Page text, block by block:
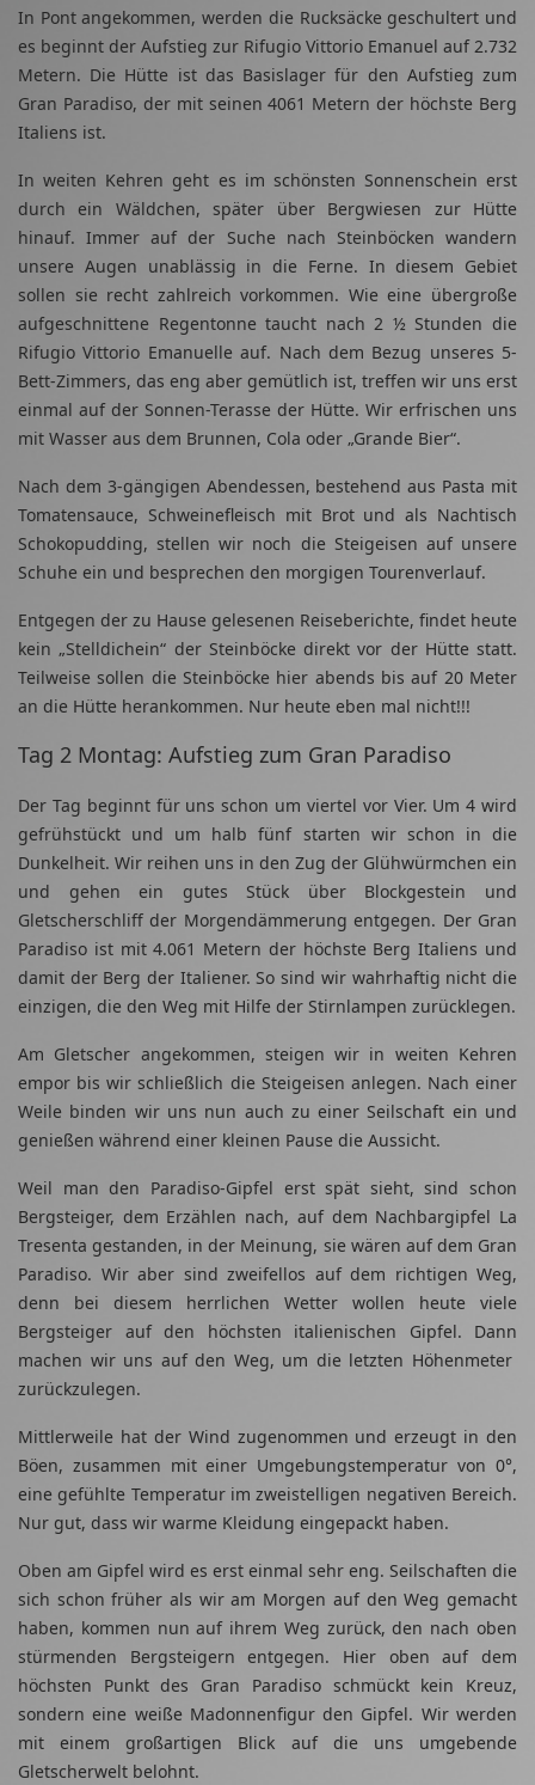
In Pont angekommen, werden die Rucksäcke geschultert und
es beginnt der Aufstieg zur Rifugio Vittorio Emanuel auf 2.732
Metern. Die Hütte ist das Basislager für den Aufstieg zum
Gran Paradiso, der mit seinen 4061 Metern der höchste Berg
Italiens ist.
In weiten Kehren geht es im schönsten Sonnenschein erst
durch ein Wäldchen, später über Bergwiesen zur Hütte
hinauf. Immer auf der Suche nach Steinböcken wandern
unsere Augen unablässig in die Ferne. In diesem Gebiet
sollen sie recht zahlreich vorkommen. Wie eine übergroße
aufgeschnittene Regentonne taucht nach 2 ½ Stunden die
Rifugio Vittorio Emanuelle auf. Nach dem Bezug unseres 5-
Bett-Zimmers, das eng aber gemütlich ist, treffen wir uns erst
einmal auf der Sonnen-Terasse der Hütte. Wir erfrischen uns
mit Wasser aus dem Brunnen, Cola oder „Grande Bier“.
Nach dem 3-gängigen Abendessen, bestehend aus Pasta mit
Tomatensauce, Schweinefleisch mit Brot und als Nachtisch
Schokopudding, stellen wir noch die Steigeisen auf unsere
Schuhe ein und besprechen den morgigen Tourenverlauf.
Entgegen der zu Hause gelesenen Reiseberichte, findet heute
kein „Stelldichein“ der Steinböcke direkt vor der Hütte statt.
Teilweise sollen die Steinböcke hier abends bis auf 20 Meter
an die Hütte herankommen. Nur heute eben mal nicht!!!
Tag 2 Montag: Aufstieg zum Gran Paradiso
Der Tag beginnt für uns schon um viertel vor Vier. Um 4 wird
gefrühstückt und um halb fünf starten wir schon in die
Dunkelheit. Wir reihen uns in den Zug der Glühwürmchen ein
und gehen ein gutes Stück über Blockgestein und
Gletscherschliff der Morgendämmerung entgegen. Der Gran
Paradiso ist mit 4.061 Metern der höchste Berg Italiens und
damit der Berg der Italiener. So sind wir wahrhaftig nicht die
einzigen, die den Weg mit Hilfe der Stirnlampen zurücklegen.
Am Gletscher angekommen, steigen wir in weiten Kehren
empor bis wir schließlich die Steigeisen anlegen. Nach einer
Weile binden wir uns nun auch zu einer Seilschaft ein und
genießen während einer kleinen Pause die Aussicht.
Weil man den Paradiso-Gipfel erst spät sieht, sind schon
Bergsteiger, dem Erzählen nach, auf dem Nachbargipfel La
Tresenta gestanden, in der Meinung, sie wären auf dem Gran
Paradiso. Wir aber sind zweifellos auf dem richtigen Weg,
denn bei diesem herrlichen Wetter wollen heute viele
Bergsteiger auf den höchsten italienischen Gipfel. Dann
machen wir uns auf den Weg, um die letzten Höhenmeter
zurückzulegen.
Mittlerweile hat der Wind zugenommen und erzeugt in den
Böen, zusammen mit einer Umgebungstemperatur von 0°,
eine gefühlte Temperatur im zweistelligen negativen Bereich.
Nur gut, dass wir warme Kleidung eingepackt haben.
Oben am Gipfel wird es erst einmal sehr eng. Seilschaften die
sich schon früher als wir am Morgen auf den Weg gemacht
haben, kommen nun auf ihrem Weg zurück, den nach oben
stürmenden Bergsteigern entgegen. Hier oben auf dem
höchsten Punkt des Gran Paradiso schmückt kein Kreuz,
sondern eine weiße Madonnenfigur den Gipfel. Wir werden
mit einem großartigen Blick auf die uns umgebende
Gletscherwelt belohnt.